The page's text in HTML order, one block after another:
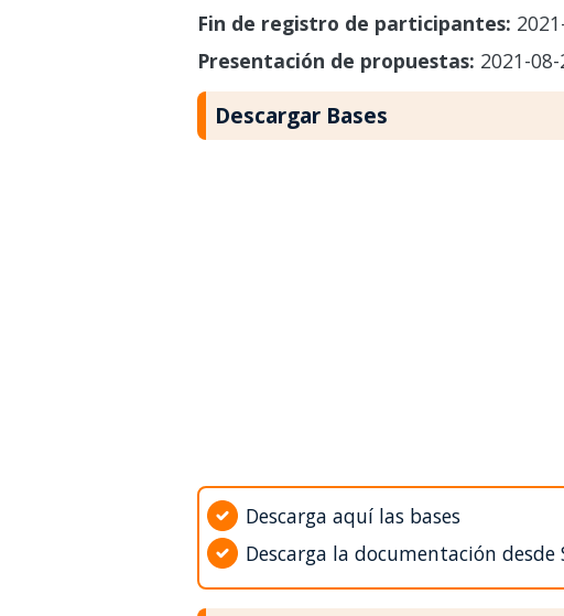
Fin de registro de participantes:
Presentación de propuestas: 2021-
Descargar Bases
Descarga aquí las bases
Descarga la documentación desde